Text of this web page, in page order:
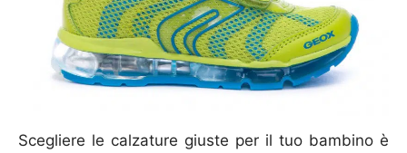
Scegliere le calzature giuste per il tuo bambino è